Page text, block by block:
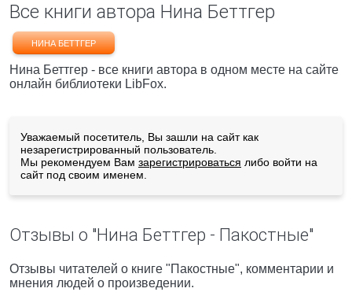
Все книги автора Нина Беттгер
НИНА БЕТТГЕР
Нина Беттгер - все книги автора в одном месте на сайте
онлайн библиотеки LibFox.
Уважаемый посетитель, Вы зашли на сайт как
незарегистрированный пользователь.
Мы рекомендуем Вам зарегистрироваться либо войти на
сайт под своим именем.
Отзывы о "Нина Беттгер - Пакостные"
Отзывы читателей о книге "Пакостные", комментарии и
мнения людей о произведении.